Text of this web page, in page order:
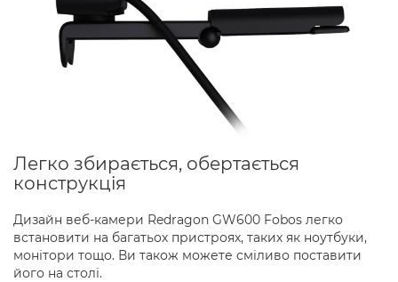
Легко збирається, обертається
конструкція
Дизайн веб-камери Redragon GW600 Fobos легко
встановити на багатьох пристроях, таких як ноутбуки,
монітори тощо. Ви також можете сміливо поставити
його на столі.